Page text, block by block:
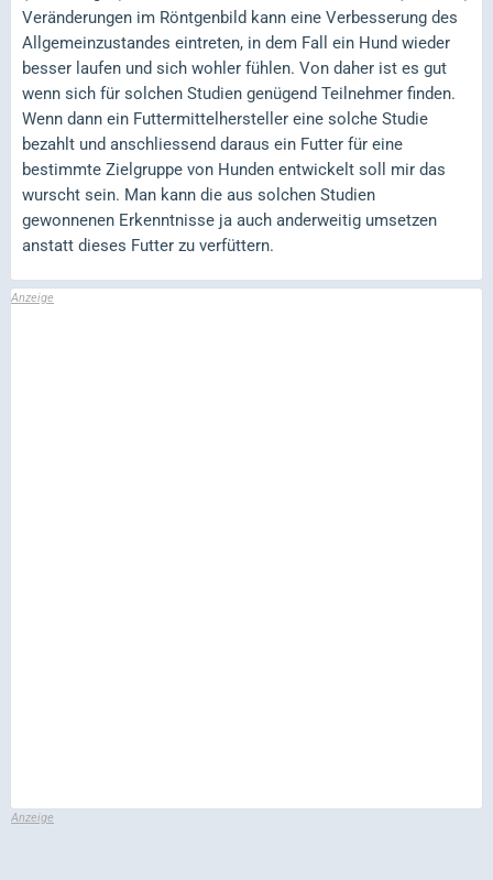
Veränderungen im Röntgenbild kann eine Verbesserung des
Allgemeinzustandes eintreten, in dem Fall ein Hund wieder
besser laufen und sich wohler fühlen. Von daher ist es gut
wenn sich für solchen Studien genügend Teilnehmer finden.
Wenn dann ein Futtermittelhersteller eine solche Studie
bezahlt und anschliessend daraus ein Futter für eine
bestimmte Zielgruppe von Hunden entwickelt soll mir das
wurscht sein. Man kann die aus solchen Studien
gewonnenen Erkenntnisse ja auch anderweitig umsetzen
anstatt dieses Futter zu verfüttern.